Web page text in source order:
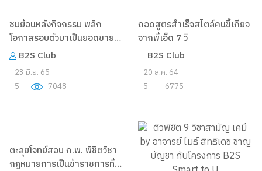
ชมย้อนหลังกิจกรรม พลิก
5
7048
ถอดสูตรสำเร็จสไตล์คนขี้เกียจ
จากพี่เอ็ด 7 วิ
B2S Club
20 ส.ค. 64